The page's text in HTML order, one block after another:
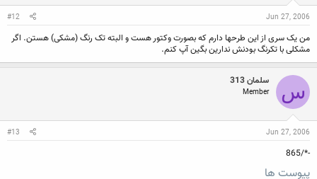
Jun 27, 2006
#12
من یک سری از این طرحها دارم که بصورت وکتور هست و البته تک رنگ (مشکی) هستن. اگر
مشکلی با تکرنگ بودنش ندارین بگین آپ کنم.
س سلمان 313
Member
Jun 27, 2006
#13
-*/865
پیوست ها